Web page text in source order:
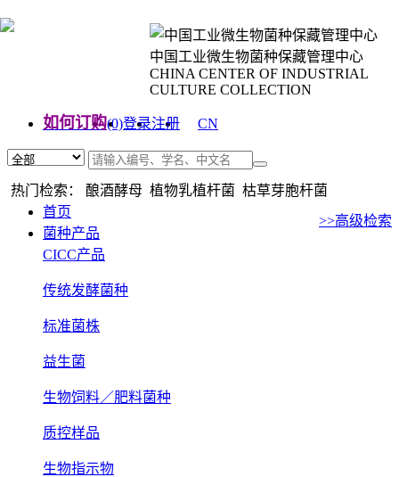
中国工业微生物菌种保藏管理中心
CHINA CENTER OF INDUSTRIAL
CULTURE COLLECTION
如何订购(0)登录注册
CN
热门检索： 酿酒酵母 植物乳植杆菌 枯草芽胞杆菌
>>高级检索
首页
菌种产品
CICC产品
传统发酵菌种
标准菌株
益生菌
生物饲料／肥料菌种
质控样品
生物指示物